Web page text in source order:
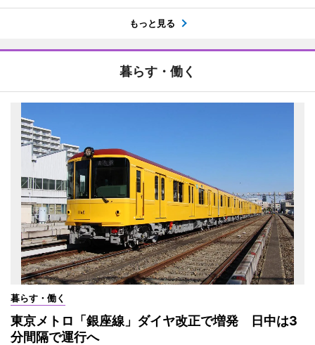
もっと見る
暮らす・働く
暮らす・働く
東京メトロ「銀座線」ダイヤ改正で増発 日中は3
分間隔で運行へ